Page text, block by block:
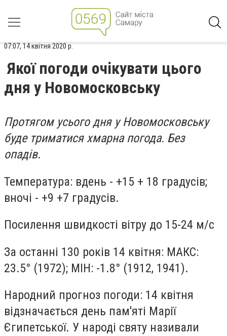
07:07, 14 квітня 2020 р.
Якої погоди очікувати цього
дня у Новомосковську
Протягом усього дня у Новомосковську
буде триматися хмарна погода. Без
опадів.
Температура: вдень - +15 + 18 градусів;
вночі - +9 +7 градусів.
Посилення швидкості вітру до 15-24 м/с
За останні 130 років 14 квітня: МАКС:
23.5° (1972); МІН: -1.8° (1912, 1941).
Народний прогноз погоди: 14 квітня
відзначається день пам'яті Марії
Єгипетської. У народі святу називали